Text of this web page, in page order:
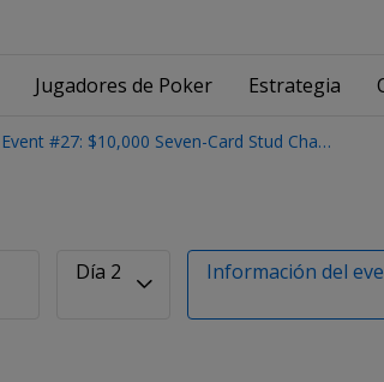
Jugadores de Poker Estrategia
Event #27: $10,000 Seven-Card Stud Championship
Día 2 Información del